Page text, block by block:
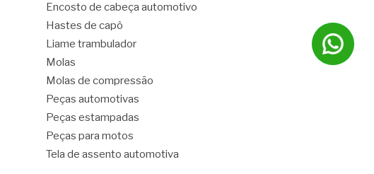
Encosto de cabeça automotivo
Hastes de capô
Liame trambulador
Molas
Molas de compressão
Peças automotivas
Peças estampadas
Peças para motos
Tela de assento automotiva